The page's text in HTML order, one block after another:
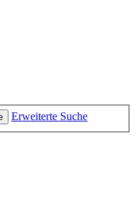
Erweiterte Suche